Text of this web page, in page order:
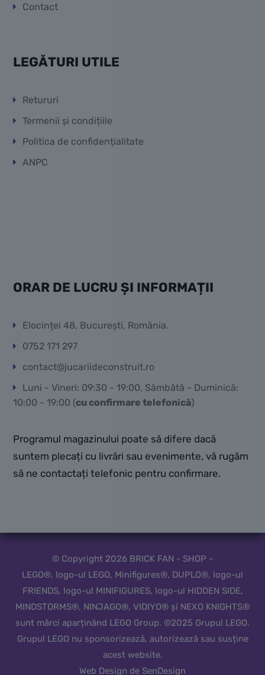
Contact
LEGĂTURI UTILE
Retururi
Termenii și condițiile
Politica de confidențialitate
ANPC
ORAR DE LUCRU ȘI INFORMAȚII
Elocinței 48, București, România.
0752 171 297
contact@jucariideconstruit.ro
Luni - Vineri: 09:30 - 19:00, Sâmbătă - Duminică:
10:00 - 19:00 (cu confirmare telefonică)
Programul magazinului poate să difere dacă
suntem plecați cu livrări sau evenimente, vă rugăm
să ne contactați telefonic pentru confirmare.
© Copyright 2026 BRICK FAN - SHOP -
LEGO®, logo-ul LEGO, Minifigures®, DUPLO®, logo-ul
FRIENDS, logo-ul MINIFIGURES, logo-ul HIDDEN SIDE,
MINDSTORMS®, NINJAGO®, VIDIYO® și NEXO KNIGHTS®
sunt mărci aparținând LEGO Group. ©2025 Grupul LEGO.
Grupul LEGO nu sponsorizează, autorizează sau susține
acest website.
Web Design de SenDesign